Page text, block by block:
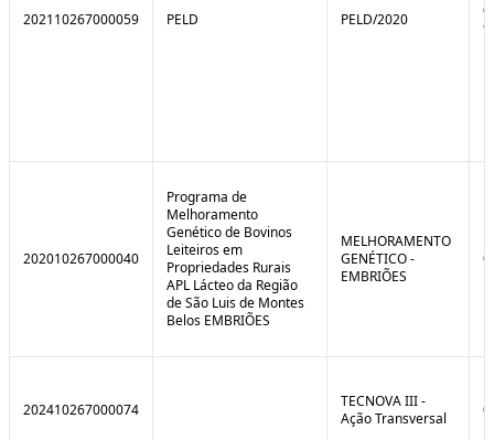
202110267000059 PELD PELD/2020
202010267000040
Programa de
Melhoramento
Genético de Bovinos
Leiteiros em
Propriedades Rurais
APL Lácteo da Região
de São Luis de Montes
Belos EMBRIÕES
MELHORAMENTO
GENÉTICO -
EMBRIÕES
202410267000074
TECNOVA III -
Ação Transversal